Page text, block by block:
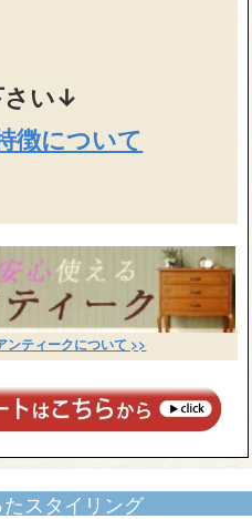
さい↓
徴について
ンティークについて >>
スタイリング